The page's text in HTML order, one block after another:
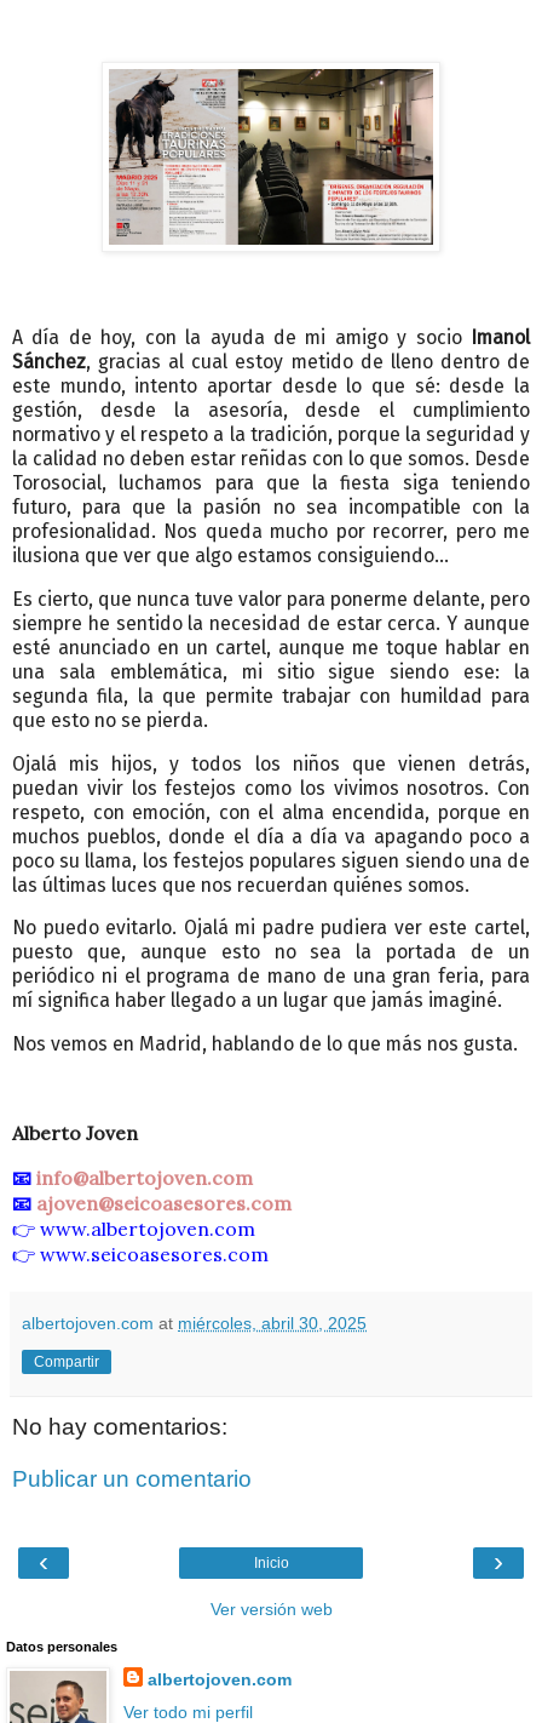
A día de hoy, con la ayuda de mi amigo y socio Imanol
Sánchez, gracias al cual estoy metido de lleno dentro de
este mundo, intento aportar desde lo que sé: desde la
gestión, desde la asesoría, desde el cumplimiento
normativo y el respeto a la tradición, porque la seguridad y
la calidad no deben estar reñidas con lo que somos. Desde
Torosocial, luchamos para que la fiesta siga teniendo
futuro, para que la pasión no sea incompatible con la
profesionalidad. Nos queda mucho por recorrer, pero me
ilusiona que ver que algo estamos consiguiendo…
Es cierto, que nunca tuve valor para ponerme delante, pero
siempre he sentido la necesidad de estar cerca. Y aunque
esté anunciado en un cartel, aunque me toque hablar en
una sala emblemática, mi sitio sigue siendo ese: la
segunda fila, la que permite trabajar con humildad para
que esto no se pierda.
Ojalá mis hijos, y todos los niños que vienen detrás,
puedan vivir los festejos como los vivimos nosotros. Con
respeto, con emoción, con el alma encendida, porque en
muchos pueblos, donde el día a día va apagando poco a
poco su llama, los festejos populares siguen siendo una de
las últimas luces que nos recuerdan quiénes somos.
No puedo evitarlo. Ojalá mi padre pudiera ver este cartel,
puesto que, aunque esto no sea la portada de un
periódico ni el programa de mano de una gran feria, para
mí significa haber llegado a un lugar que jamás imaginé.
Nos vemos en Madrid, hablando de lo que más nos gusta.
Alberto Joven
📧 info@albertojoven.com
📧 ajoven@seicoasesores.com
👉 www.albertojoven.com
👉 www.seicoasesores.com
albertojoven.com at miércoles, abril 30, 2025
Compartir
No hay comentarios:
Publicar un comentario
‹ ›
Inicio
Ver versión web
Datos personales
albertojoven.com
Ver todo mi perfil